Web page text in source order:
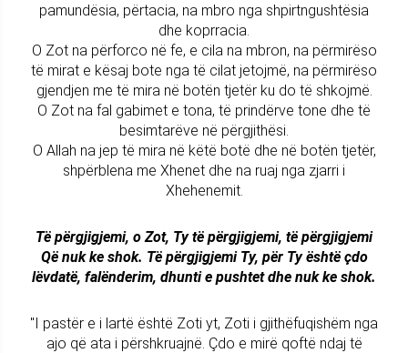
pamundësia, përtacia, na mbro nga shpirtngushtësia
dhe koprracia.
O Zot na përforco në fe, e cila na mbron, na përmirëso
të mirat e kësaj bote nga të cilat jetojmë, na përmirëso
gjendjen me të mira në botën tjetër ku do të shkojmë.
O Zot na fal gabimet e tona, të prindërve tone dhe të
besimtarëve në përgjithësi.
O Allah na jep të mira në këtë botë dhe në botën tjetër,
shpërblena me Xhenet dhe na ruaj nga zjarri i
Xhehenemit.
Të përgjigjemi, o Zot, Ty të përgjigjemi, të përgjigjemi
Që nuk ke shok. Të përgjigjemi Ty, për Ty është çdo
lëvdatë, falënderim, dhunti e pushtet dhe nuk ke shok.
"I pastër e i lartë është Zoti yt, Zoti i gjithëfuqishëm nga
ajo që ata i përshkruajnë. Çdo e mirë qoftë ndaj të